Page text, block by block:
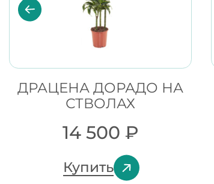
ДРАЦЕНА ДОРАДО НА
СТВОЛАХ
14 500 ₽
Купить